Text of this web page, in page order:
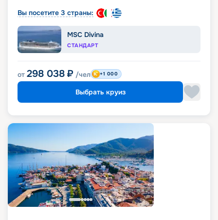
Вы посетите 3 страны:
MSC Divina
СТАНДАРТ
от 298 038 ₽ /чел +1 000
Выбрать круиз